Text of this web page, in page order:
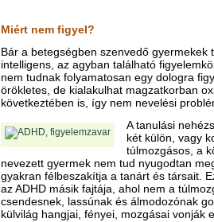
Miért nem figyel?
Bár a betegségben szenvedő gyermekek
intelligens, az agyban található
nem tudnak folyamatosan egy dologra
örökletes, de kialakulhat magzatkorban
következtében is, így nem nevelési
A tanulási
két külön, vagy
túlmozgásos, a
nevezett gyermek nem tud nyugodtan
gyakran félbeszakítja a tanárt és társait.
az ADHD másik fajtája, ahol nem a
csendesnek, lassúnak és álmodozónak
külvilág hangjai, fényei, mozgásai vonják